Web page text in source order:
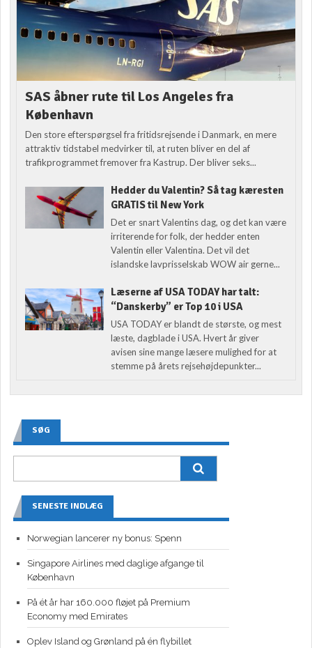
SAS åbner rute til Los Angeles fra
København
Den store efterspørgsel fra fritidsrejsende i Danmark, en mere
attraktiv tidstabel medvirker til, at ruten bliver en del af
trafikprogrammet fremover fra Kastrup. Der bliver seks...
Hedder du Valentin? Så tag kæresten
GRATIS til New York
Det er snart Valentins dag, og det kan være
irriterende for folk, der hedder enten
Valentin eller Valentina. Det vil det
islandske lavprisselskab WOW air gerne...
Læserne af USA TODAY har talt:
“Danskerby” er Top 10 i USA
USA TODAY er blandt de største, og mest
læste, dagblade i USA. Hvert år giver
avisen sine mange læsere mulighed for at
stemme på årets rejsehøjdepunkter...
SØG
SENESTE INDLÆG
Norwegian lancerer ny bonus: Spenn
Singapore Airlines med daglige afgange til
København
På ét år har 160.000 fløjet på Premium
Economy med Emirates
Oplev Island og Grønland på én flybillet